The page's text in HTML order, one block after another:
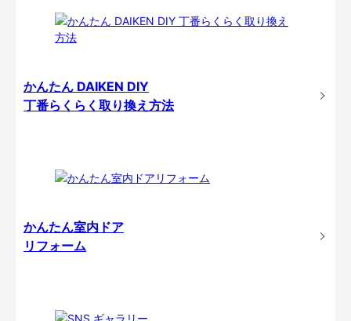
かんたん DAIKEN DIY
丁番らくらく取り換え方法
かんたん室内ドア
リフォーム